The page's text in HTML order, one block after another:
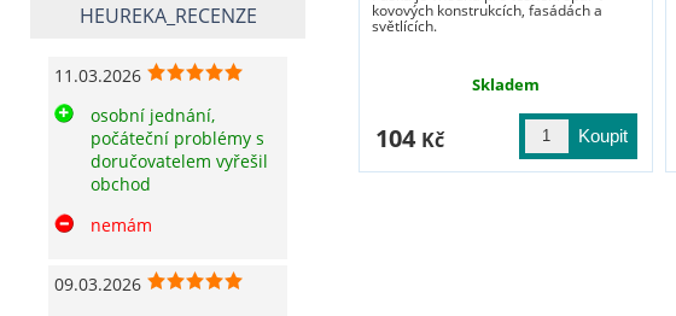
kovových konstrukcích, fasádách a
světlících.
Skladem
104 Kč
HEUREKA_RECENZE
11.03.2026
osobní jednání,
počáteční problémy s
doručovatelem vyřešil
obchod
nemám
09.03.2026